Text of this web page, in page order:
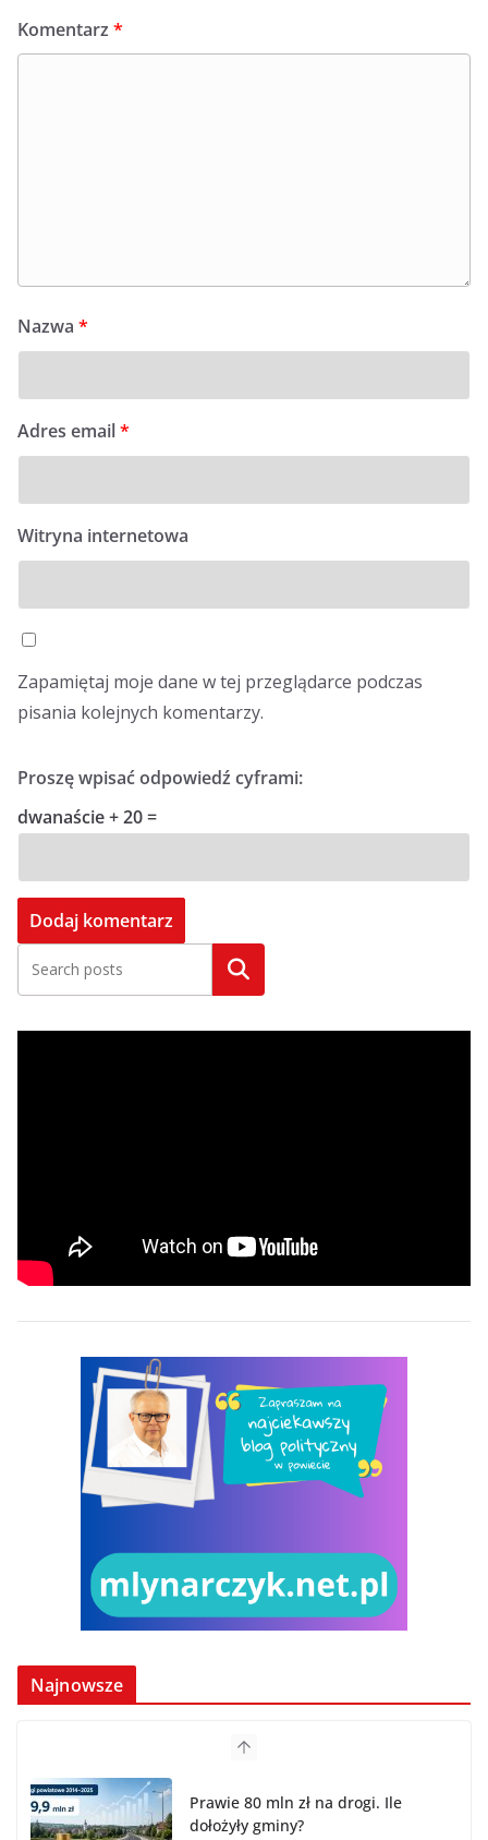
Komentarz *
Nazwa *
Adres email*
Witryna internetowa
Zapamiętaj moje dane w tej przeglądarce podczas
pisania kolejnych komentarzy.
Proszę wpisać odpowiedź cyframi:
dwanaście + 20 =
Szukaj
Najnowsze
Prawie 80 mln zł na drogi. Ile
dołożyły gminy?